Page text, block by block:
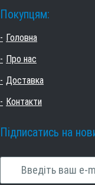
Покупцям:
Головна
Про нас
Доставка
Контакти
Підписатись на